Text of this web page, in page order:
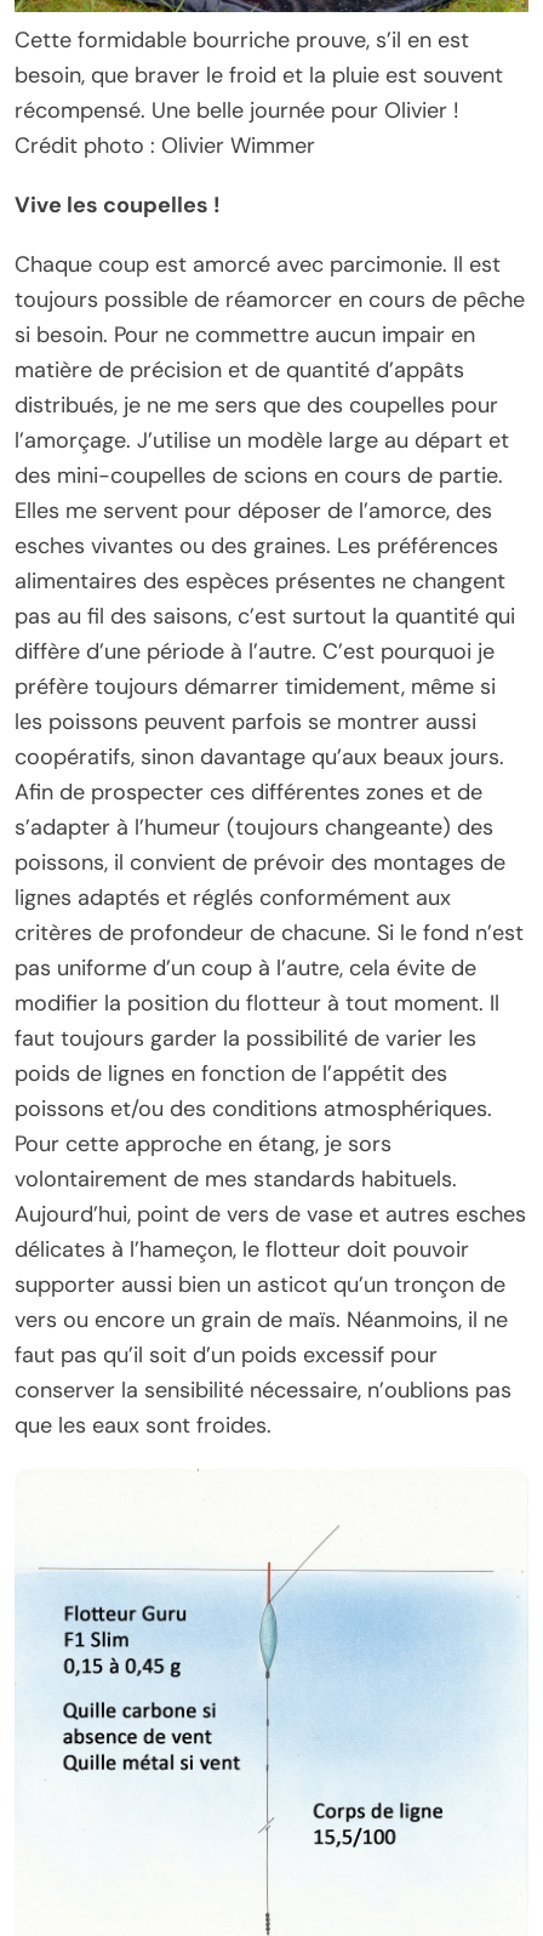
Cette formidable bourriche prouve, s’il en est
besoin, que braver le froid et la pluie est souvent
récompensé. Une belle journée pour Olivier !
Crédit photo : Olivier Wimmer
Vive les coupelles !
Chaque coup est amorcé avec parcimonie. Il est
toujours possible de réamorcer en cours de pêche
si besoin. Pour ne commettre aucun impair en
matière de précision et de quantité d’appâts
distribués, je ne me sers que des coupelles pour
l’amorçage. J’utilise un modèle large au départ et
des mini-coupelles de scions en cours de partie.
Elles me servent pour déposer de l’amorce, des
esches vivantes ou des graines. Les préférences
alimentaires des espèces présentes ne changent
pas au fil des saisons, c’est surtout la quantité qui
diffère d’une période à l’autre. C’est pourquoi je
préfère toujours démarrer timidement, même si
les poissons peuvent parfois se montrer aussi
coopératifs, sinon davantage qu’aux beaux jours.
Afin de prospecter ces différentes zones et de
s’adapter à l’humeur (toujours changeante) des
poissons, il convient de prévoir des montages de
lignes adaptés et réglés conformément aux
critères de profondeur de chacune. Si le fond n’est
pas uniforme d’un coup à l’autre, cela évite de
modifier la position du flotteur à tout moment. Il
faut toujours garder la possibilité de varier les
poids de lignes en fonction de l’appétit des
poissons et/ou des conditions atmosphériques.
Pour cette approche en étang, je sors
volontairement de mes standards habituels.
Aujourd’hui, point de vers de vase et autres esches
délicates à l’hameçon, le flotteur doit pouvoir
supporter aussi bien un asticot qu’un tronçon de
vers ou encore un grain de maïs. Néanmoins, il ne
faut pas qu’il soit d’un poids excessif pour
conserver la sensibilité nécessaire, n’oublions pas
que les eaux sont froides.